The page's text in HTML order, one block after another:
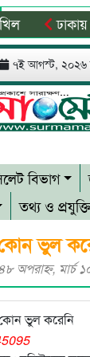
ঢাকায়
মাদক,
৭ই আগস্ট, ২০২৬
বিভাগ
তথ্য ও
ভুল
অপরাহ্ণ, মার্চ